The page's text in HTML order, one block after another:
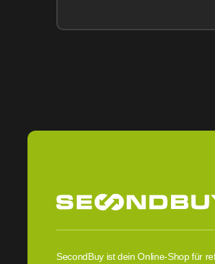
SecondBuy ist dein Online-Shop für